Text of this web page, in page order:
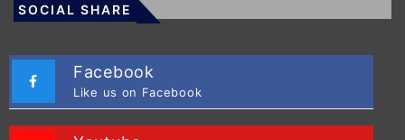
SOCIAL SHARE
Facebook
Like us on Facebook